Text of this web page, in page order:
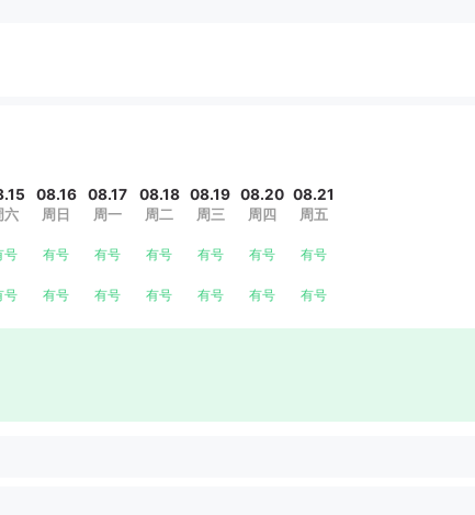
六
号
号
08.16
周日
有号
有号
08.17
周一
有号
有号
08.18
周二
有号
有号
08.19
周三
有号
有号
08.20
周四
有号
有号
08.21
周五
有号
有号